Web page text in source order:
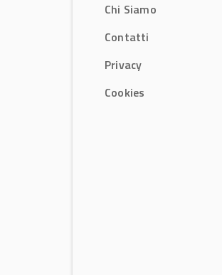
Chi Siamo
Contatti
Privacy
Cookies